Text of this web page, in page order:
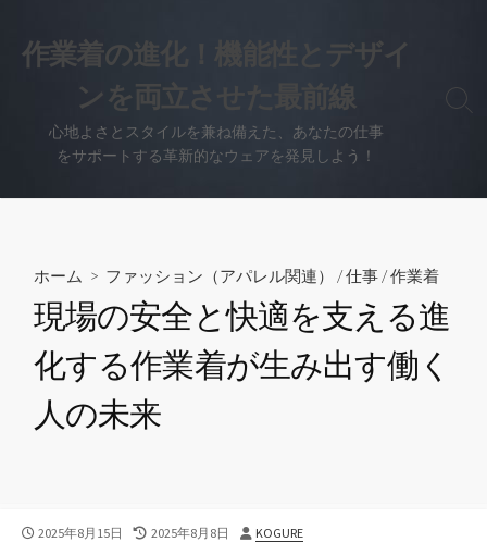
キ
作業着の進化！機能性とデザイ
ンを両立させた最前線
心地よさとスタイルを兼ね備えた、あなたの仕事
をサポートする革新的なウェアを発見しよう！
検
ホーム > ファッション（アパレル関連） /仕事 /作業着
現場の安全と快適を支える進
化する作業着が生み出す働く
人の未来
公
2025年8月15日
最
2025年8月8日
投
KOGURE